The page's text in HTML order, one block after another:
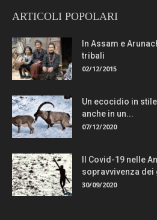
ARTICOLI POPOLARI
In Assam e
tribali
02/12/2015
Un ecocidio in
anche in un...
07/12/2020
Il Covid-19 nelle
sopravvivenza dei
30/09/2020